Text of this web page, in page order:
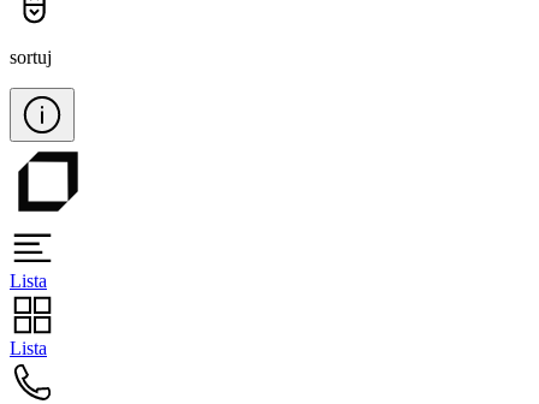
sortuj
Lista
Lista